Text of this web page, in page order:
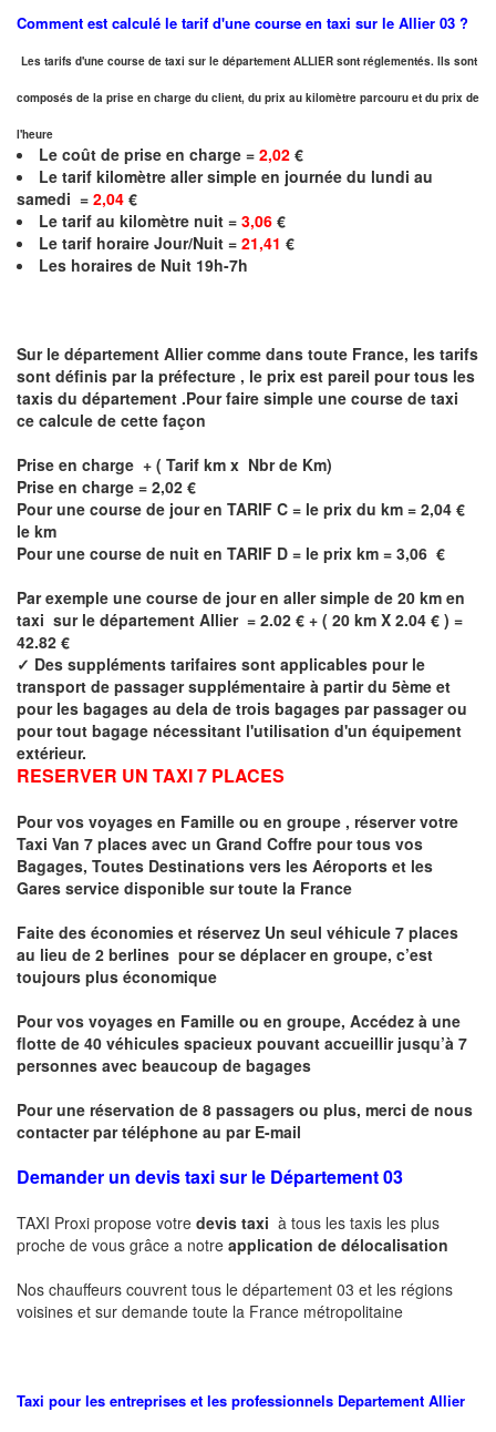
Comment est calculé le tarif d'une course en taxi sur le Allier 03 ?
Les tarifs d'une course de taxi sur le département ALLIER sont réglementés. Ils sont
composés de la prise en charge du client, du prix au kilomètre parcouru et du prix de
l'heure
Le coût de prise en charge = 2,02 €
Le tarif kilomètre aller simple en journée du lundi au
samedi = 2,04 €
Le tarif au kilomètre nuit = 3,06 €
Le tarif horaire Jour/Nuit = 21,41 €
Les horaires de Nuit 19h-7h
Sur le département Alliercomme dans toute France, les tarifs
sont définis par la préfecture , le prix est pareil pour tous les
taxis du département .Pour faire simple une course de taxi
ce calcule de cette façon
Prise en charge + ( Tarif km x Nbr de Km)
Prise en charge = 2,02 €
Pour une course de jour en TARIF C = le prix du km = 2,04 €
le km
Pour une course de nuit en TARIF D = le prix km = 3,06 €
Par exemple une course de jour en aller simple de 20 km en
taxi sur le département Allier = 2.02 € + ( 20 km X 2.04 € ) =
42.82 €
✓ Des suppléments tarifaires sont applicables pour le
transport de passager supplémentaire à partir du 5ème et
pour les bagages au dela de trois bagages par passager ou
pour tout bagage nécessitant l'utilisation d'un équipement
extérieur.
RESERVER UN TAXI 7 PLACES
Pour vos voyages en Famille ou en groupe , réserver votre
Taxi Van 7 places avec un Grand Coffre pour tous vos
Bagages, Toutes Destinations vers les Aéroports et les
Gares service disponible sur toute la France
Faite des économies et réservez Un seul véhicule 7 places
au lieu de 2 berlines pour se déplacer en groupe, c’est
toujours plus économique
Pour vos voyages en Famille ou en groupe, Accédez à une
flotte de 40 véhicules spacieux pouvant accueillir jusqu’à 7
personnes avec beaucoup de bagages
Pour une réservation de 8 passagers ou plus, merci de nous
contacter par téléphone au par E-mail
Demander un devis taxi sur le Département 03
TAXI Proxi propose votre devis taxi à tous les taxis les plus
proche de vous grâce a notre application de délocalisation
Nos chauffeurs couvrent tous le département 03 et les régions
voisines et sur demande toute la France métropolitaine
Taxi pour les entreprises et les professionnels Departement Allier